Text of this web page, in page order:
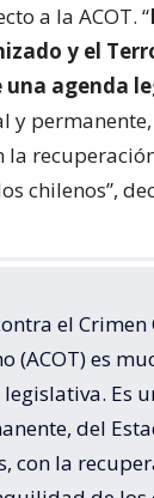
a la ACOT. “
y el
una agenda
y
la
chilenos”,
el
(ACOT) es
Es
del
con la